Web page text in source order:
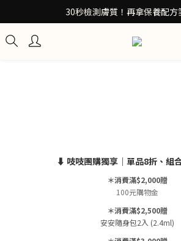
30秒檢測膚質！再拿保養配方
30秒檢測膚質！再拿保養配方
⬇ 吱吱團購獨享｜單品8折、組
＊消費滿$2,000贈
100元購物金
＊消費滿$2,500贈
安安隨身包2入 (2.4ml)